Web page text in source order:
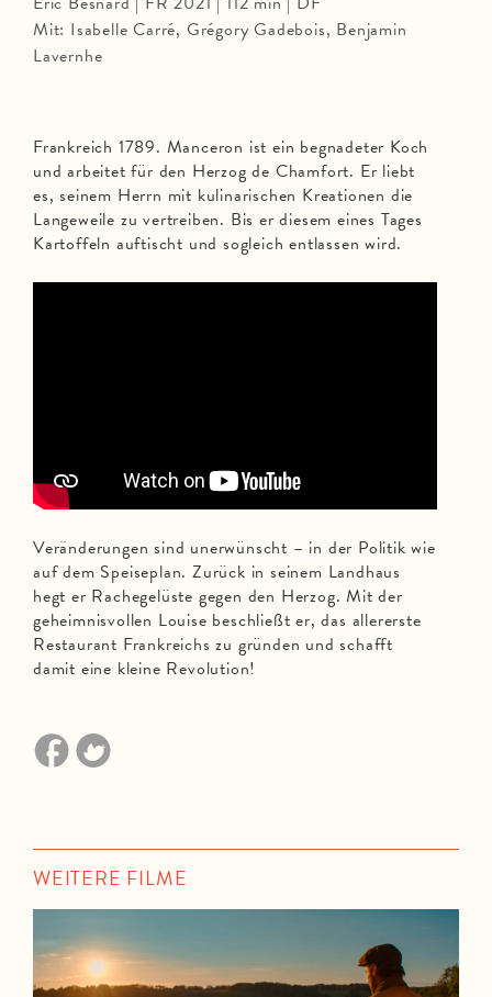
Frankreich 1789. Manceron ist ein begnadeter Koch
und arbeitet für den Herzog de Chamfort. Er liebt
es, seinem Herrn mit kulinarischen Kreationen die
Langeweile zu vertreiben. Bis er diesem eines Tages
Kartoffeln auftischt und sogleich entlassen wird.
Veränderungen sind unerwünscht – in der Politik wie
auf dem Speiseplan. Zurück in seinem Landhaus
hegt er Rachegelüste gegen den Herzog. Mit der
geheimnisvollen Louise beschließt er, das allererste
Restaurant Frankreichs zu gründen und schafft
damit eine kleine Revolution!
Mit: Isabelle Carré, Grégory Gadebois, Benjamin
Lavernhe
WEITERE FILME